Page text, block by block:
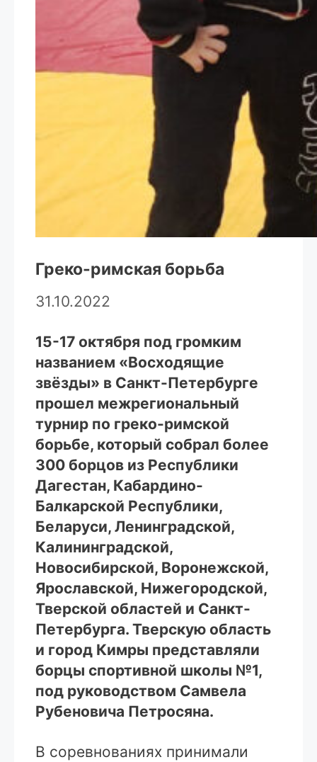
Греко-римская борьба
31.10.2022
15-17 октября под громким
названием «Восходящие
звёзды» в Санкт-Петербурге
прошел межрегиональный
турнир по греко-римской
борьбе, который собрал более
300 борцов из Республики
Дагестан, Кабардино-
Балкарской Республики,
Беларуси, Ленинградской,
Калининградской,
Новосибирской, Воронежской,
Ярославской, Нижегородской,
Тверской областей и Санкт-
Петербурга. Тверскую область
и город Кимpы представляли
борцы спортивной школы №1,
под руководством Самвела
Рубеновича Петросяна.
В соревнованиях принимали